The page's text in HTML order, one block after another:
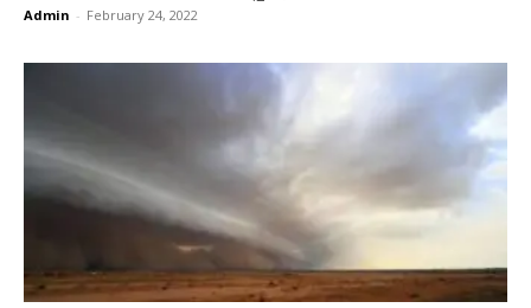
Admin - February 24, 2022